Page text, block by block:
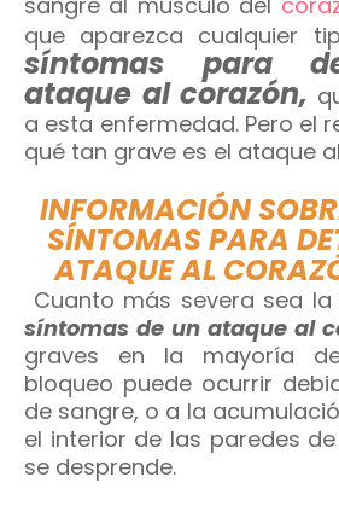
que aparezca cualquier
síntomas para
ataque al corazón,
a esta enfermedad. Pero el
qué tan grave es el ataque
INFORMACIÓN
SÍNTOMAS PARA
ATAQUE AL
Cuanto más severa sea
síntomas de un ataque al
graves en la mayoría
bloqueo puede ocurrir
de sangre, o a la
el interior de las paredes
se desprende.